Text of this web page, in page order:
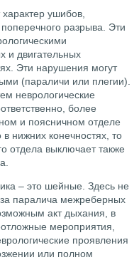
ушибов,
разрыва. Эти
и двигательных
Эти нарушения могут
(параличи или плегии).
неврологические
более
и поясничном отделе
в нижних конечностях, то
отдела выключает также
– это шейные. Здесь не
паралича межреберных
акт дыхания, в
мероприятия,
проявления
или полном